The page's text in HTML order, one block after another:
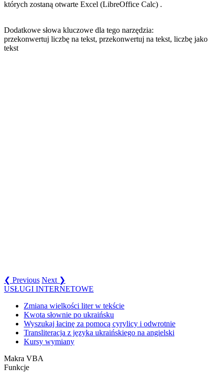
których zostaną otwarte Excel (LibreOffice Calc) .
Dodatkowe słowa kluczowe dla tego narzędzia:
przekonwertuj liczbę na tekst, przekonwertuj na tekst, liczbę jako
tekst
❮ Previous Next ❯
USŁUGI INTERNETOWE
Zmiana wielkości liter w tekście
Kwota słownie po ukraińsku
Wyszukaj łacinę za pomocą cyrylicy i odwrotnie
Transliteracja z języka ukraińskiego na angielski
Kursy wymiany
Makra VBA
Funkcje